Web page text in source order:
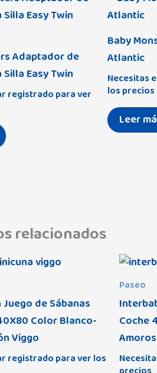
Adaptador de
Easy Twin
registrado para ver
Baby
Atlantic
Necesitas
los precios
Leer
relacionados
de Sábanas
Color Blanco-
Viggo
registrado para ver los
Paseo
Coche